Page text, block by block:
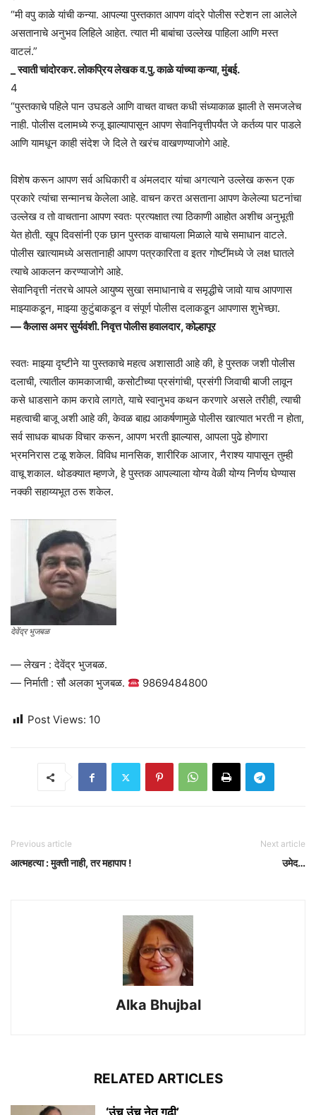
“मी वपु काळे यांची कन्या. आपल्या पुस्तकात आपण वांद्रे पोलीस स्टेशन ला आलेले
असतानाचे अनुभव लिहिले आहेत. त्यात मी बाबांचा उल्लेख पाहिला आणि मस्त
वाटलं.”
_ स्वाती चांदोरकर. लोकप्रिय लेखक व.पु. काळे यांच्या कन्या, मुंबई.
4
“पुस्तकाचे पहिले पान उघडले आणि वाचत वाचत कधी संध्याकाळ झाली ते समजलेच
नाही. पोलीस दलामध्ये रुजू झाल्यापासून आपण सेवानिवृत्तीपर्यंत जे कर्तव्य पार पाडले
आणि यामधून काही संदेश जे दिले ते खरंच वाखणण्याजोगे आहे.
विशेष करून आपण सर्व अधिकारी व अंमलदार यांचा अगत्याने उल्लेख करून एक
प्रकारे त्यांचा सन्मानच केलेला आहे. वाचन करत असताना आपण केलेल्या घटनांचा
उल्लेख व तो वाचताना आपण स्वतः प्रत्यक्षात त्या ठिकाणी आहोत अशीच अनुभूती
येत होती. खूप दिवसांनी एक छान पुस्तक वाचायला मिळाले याचे समाधान वाटले.
पोलीस खात्यामध्ये असतानाही आपण पत्रकारिता व इतर गोष्टींमध्ये जे लक्ष घातले
त्याचे आकलन करण्याजोगे आहे.
सेवानिवृत्ती नंतरचे आपले आयुष्य सुखा समाधानाचे व समृद्धीचे जावो याच आपणास
माझ्याकडून, माझ्या कुटुंबाकडून व संपूर्ण पोलीस दलाकडून आपणास शुभेच्छा.
— कैलास अमर सुर्यवंशी. निवृत्त पोलीस हवालदार, कोल्हापूर
स्वतः माझ्या दृष्टीने या पुस्तकाचे महत्व अशासाठी आहे की, हे पुस्तक जशी पोलीस
दलाची, त्यातील कामकाजाची, कसोटीच्या प्रसंगांची, प्रसंगी जिवाची बाजी लावून
कसे धाडसाने काम करावे लागते, याचे स्वानुभव कथन करणारे असले तरीही, त्याची
महत्वाची बाजू अशी आहे की, केवळ बाह्य आकर्षणामुळे पोलीस खात्यात भरती न होता,
सर्व साधक बाधक विचार करून, आपण भरती झाल्यास, आपला पुढे होणारा
भ्रमनिरास टळू शकेल. विविध मानसिक, शारीरिक आजार, नैराश्य यापासून तुम्ही
वाचू शकाल. थोडक्यात म्हणजे, हे पुस्तक आपल्याला योग्य वेळी योग्य निर्णय घेण्यास
नक्की सहाय्यभूत ठरू शकेल.
देवेंद्र भुजबळ
— लेखन : देवेंद्र भुजबळ.
— निर्माती : सौ अलका भुजबळ.
9869484800
Post Views: 10
Previous article
आत्महत्या : मुक्ती नाही, तर महापाप !
Next article
उमेद…
Alka Bhujbal
RELATED ARTICLES